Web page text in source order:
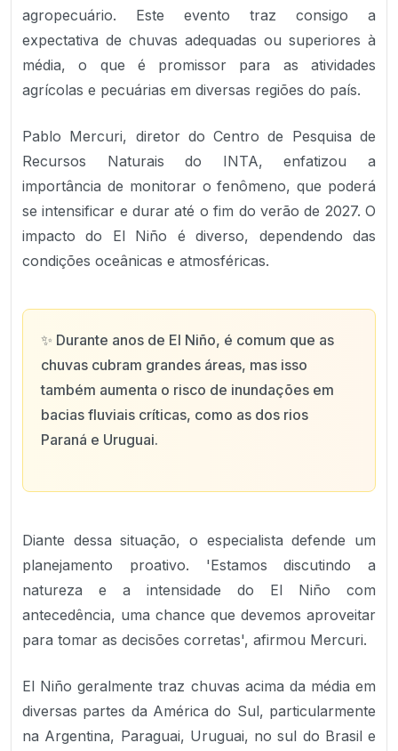
agropecuário. Este evento traz consigo a
expectativa de chuvas adequadas ou superiores à
média, o que é promissor para as atividades
agrícolas e pecuárias em diversas regiões do país.
Pablo Mercuri, diretor do Centro de Pesquisa de
Recursos Naturais do INTA, enfatizou a
importância de monitorar o fenômeno, que poderá
se intensificar e durar até o fim do verão de 2027. O
impacto do El Niño é diverso, dependendo das
condições oceânicas e atmosféricas.
✨ Durante anos de El Niño, é comum que as
chuvas cubram grandes áreas, mas isso
também aumenta o risco de inundações em
bacias fluviais críticas, como as dos rios
Paraná e Uruguai.
Diante dessa situação, o especialista defende um
planejamento proativo. 'Estamos discutindo a
natureza e a intensidade do El Niño com
antecedência, uma chance que devemos aproveitar
para tomar as decisões corretas', afirmou Mercuri.
El Niño geralmente traz chuvas acima da média em
diversas partes da América do Sul, particularmente
na Argentina, Paraguai, Uruguai, no sul do Brasil e